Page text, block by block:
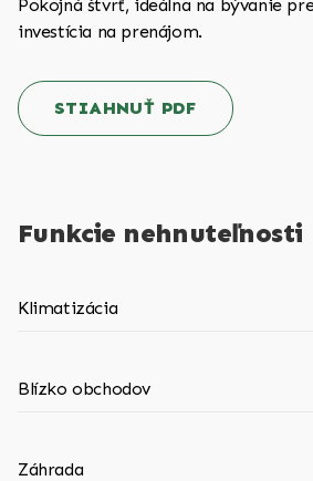
Pokojná štvrť, ideálna na bývanie
investícia na prenájom.
STIAHNUŤ PDF
Funkcie nehnuteľnosti
Klimatizácia
Blízko obchodov
Záhrada